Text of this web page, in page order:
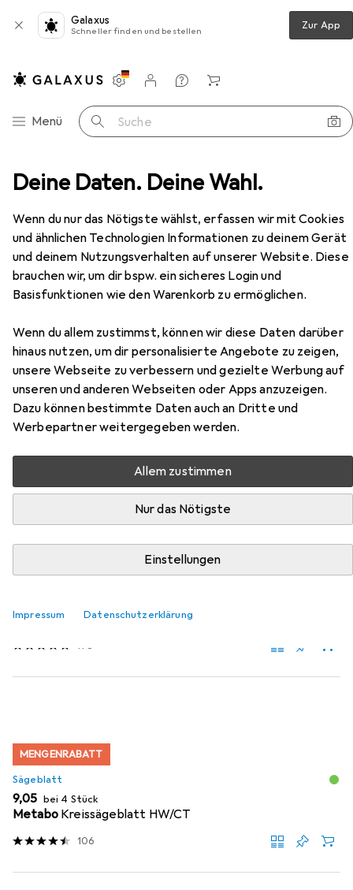
Deine Daten. Deine Wahl.
Wenn du nur das Nötigste wählst, erfassen wir mit Cookies
und ähnlichen Technologien Informationen zu deinem Gerät
und deinem Nutzungsverhalten auf unserer Website. Diese
brauchen wir, um dir bspw. ein sicheres Login und
Basisfunktionen wie den Warenkorb zu ermöglichen.
Wenn du allem zustimmst, können wir diese Daten darüber
hinaus nutzen, um dir personalisierte Angebote zu zeigen,
unsere Webseite zu verbessern und gezielte Werbung auf
unseren und anderen Webseiten oder Apps anzuzeigen.
Dazu können bestimmte Daten auch an Dritte und
Werbepartner weitergegeben werden.
Allem zustimmen
Nur das Nötigste
Einstellungen
Impressum Datenschutzerklärung
Galaxus
Schneller finden und bestellen Zur App
Navigation nach Kategorien
Menü Suche
Einstellungen
Kundenkonto
Vergleichslisten
Merklisten
Warenkorb
Kappsäge + Gehrungssäge Makita LH 1201
EUR
550,51
MakitaLH 1201
Hier findest du passendes Zubehör zum Produkt Makita
LH 1201 aus der Kategorie Sägeblatt.
Beliebt Makita
Produktliste
Kreissägeblatt, 216 x 2,5 x 30 mm
178
MENGENRABATT
Sägeblatt
EUR
9,05 bei 4 Stück
Metabo Kreissägeblatt HW/CT
106